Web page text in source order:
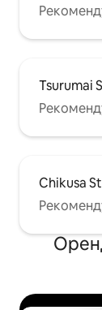
Tsurumai
Chikusa